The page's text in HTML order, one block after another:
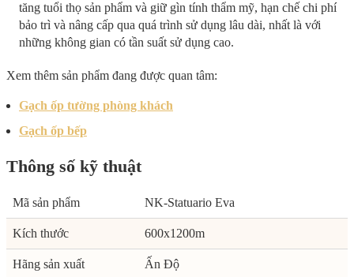
tăng tuổi thọ sản phẩm và giữ gìn tính thẩm mỹ, hạn chế chi phí
bảo trì và nâng cấp qua quá trình sử dụng lâu dài, nhất là với
những không gian có tần suất sử dụng cao.
Xem thêm sản phẩm đang được quan tâm:
Gạch ốp tường phòng khách
Gạch ốp bếp
Thông số kỹ thuật
Mã sản phẩm NK-Statuario Eva
Kích thước 600x1200m
Hãng sản xuất Ấn Độ